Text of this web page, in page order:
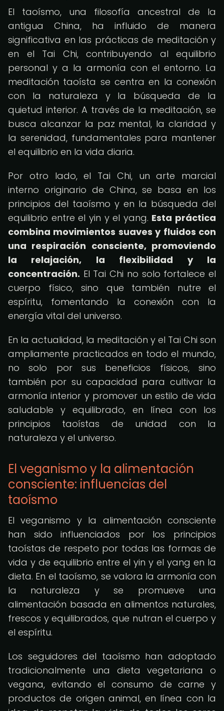
El taoísmo, una filosofía ancestral de la
antigua China, ha influido de manera
significativa en las prácticas de meditación y
en el Tai Chi, contribuyendo al equilibrio
personal y a la armonía con el entorno. La
meditación taoísta se centra en la conexión
con la naturaleza y la búsqueda de la
quietud interior. A través de la meditación, se
busca alcanzar la paz mental, la claridad y
la serenidad, fundamentales para mantener
el equilibrio en la vida diaria.
Por otro lado, el Tai Chi, un arte marcial
interno originario de China, se basa en los
principios del taoísmo y en la búsqueda del
equilibrio entre el yin y el yang. Esta práctica
combina movimientos suaves y fluidos con
una respiración consciente, promoviendo
la relajación, la flexibilidad y la
concentración. El Tai Chi no solo fortalece el
cuerpo físico, sino que también nutre el
espíritu, fomentando la conexión con la
energía vital del universo.
En la actualidad, la meditación y el Tai Chi son
ampliamente practicados en todo el mundo,
no solo por sus beneficios físicos, sino
también por su capacidad para cultivar la
armonía interior y promover un estilo de vida
saludable y equilibrado, en línea con los
principios taoístas de unidad con la
naturaleza y el universo.
El veganismo y la alimentación
consciente: influencias del
taoísmo
El veganismo y la alimentación consciente
han sido influenciados por los principios
taoístas de respeto por todas las formas de
vida y de equilibrio entre el yin y el yang en la
dieta. En el taoísmo, se valora la armonía con
la naturaleza y se promueve una
alimentación basada en alimentos naturales,
frescos y equilibrados, que nutran el cuerpo y
el espíritu.
Los seguidores del taoísmo han adoptado
tradicionalmente una dieta vegetariana o
vegana, evitando el consumo de carne y
productos de origen animal, en línea con la